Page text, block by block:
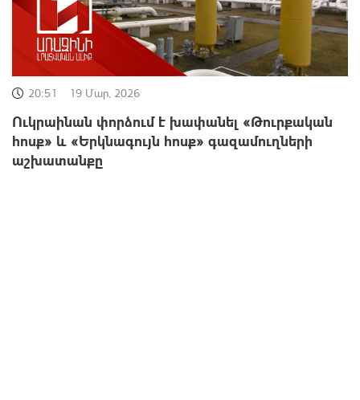
20:51 19 Մար, 2026
Ուկրաինան փորձում է խափանել «Թուրքական
հոսք» և «Երկնագույն հոսք» գազամուղների
աշխատանքը